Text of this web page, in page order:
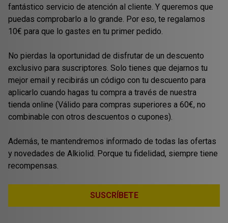
fantástico servicio de atención al cliente. Y queremos que
puedas comprobarlo a lo grande. Por eso, te regalamos
10€ para que lo gastes en tu primer pedido.
No pierdas la oportunidad de disfrutar de un descuento
exclusivo para suscriptores. Solo tienes que dejarnos tu
mejor email y recibirás un código con tu descuento para
aplicarlo cuando hagas tu compra a través de nuestra
tienda online (Válido para compras superiores a 60€, no
combinable con otros descuentos o cupones).
Además, te mantendremos informado de todas las ofertas
y novedades de Alkiolid. Porque tu fidelidad, siempre tiene
recompensas.
SUSCRÍBETE